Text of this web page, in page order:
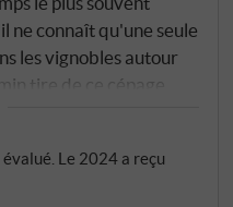
ne connaît qu'une seule
les vignobles autour
tire de ce cépage
: des sols argilo-
variations de
nuit, typiques de la
évalué. Le 2024 a reçu